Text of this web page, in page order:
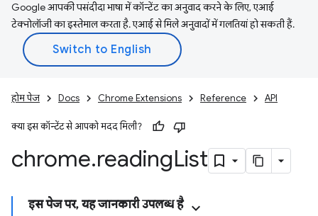
Google आपकी पसंदीदा भाषा में कॉन्टेंट का अनुवाद करने के लिए, एआई
टेक्नोलॉजी का इस्तेमाल करता है. एआई से मिले अनुवादों में गलतियां हो सकती हैं.
होम पेज Docs Chrome Extensions Reference API
क्या इस कॉन्टेंट से आपको मदद मिली?
chrome.readingList
इस पेज पर, यह जानकारी उपलब्ध है